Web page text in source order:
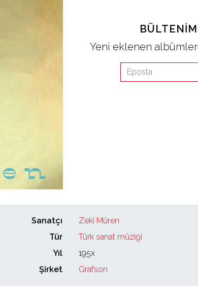
Yeni eklenen
Sanatçı
Zeki Müren
Tür
Türk sanat müziği
Yıl
195x
Şirket
Grafson